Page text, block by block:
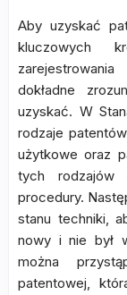
Aby uzyskać
kluczowych
dokładne
uzyskać. W
rodzaje
użytkowe oraz
tych rodzajów
procedury.
stanu techniki,
nowy i nie był
można
patentowej,